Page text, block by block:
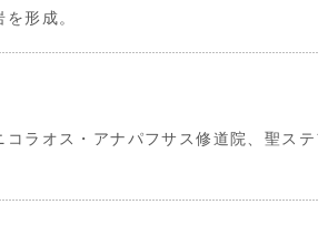
形成。
コラオス・アナパフサス修道院、聖ス